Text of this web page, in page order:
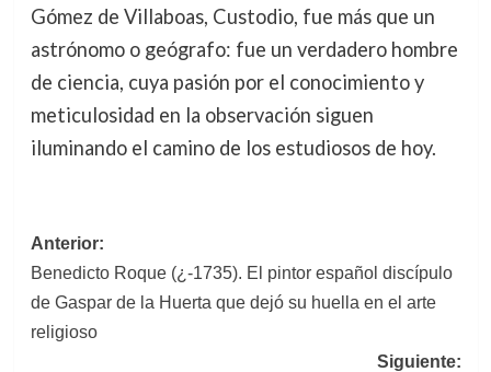
Gómez de Villaboas, Custodio, fue más que un
astrónomo o geógrafo: fue un verdadero hombre
de ciencia, cuya pasión por el conocimiento y
meticulosidad en la observación siguen
iluminando el camino de los estudiosos de hoy.
Navegación
de
entradas
Anterior:
Benedicto Roque (¿-1735). El pintor español discípulo
de Gaspar de la Huerta que dejó su huella en el arte
religioso
Siguiente: